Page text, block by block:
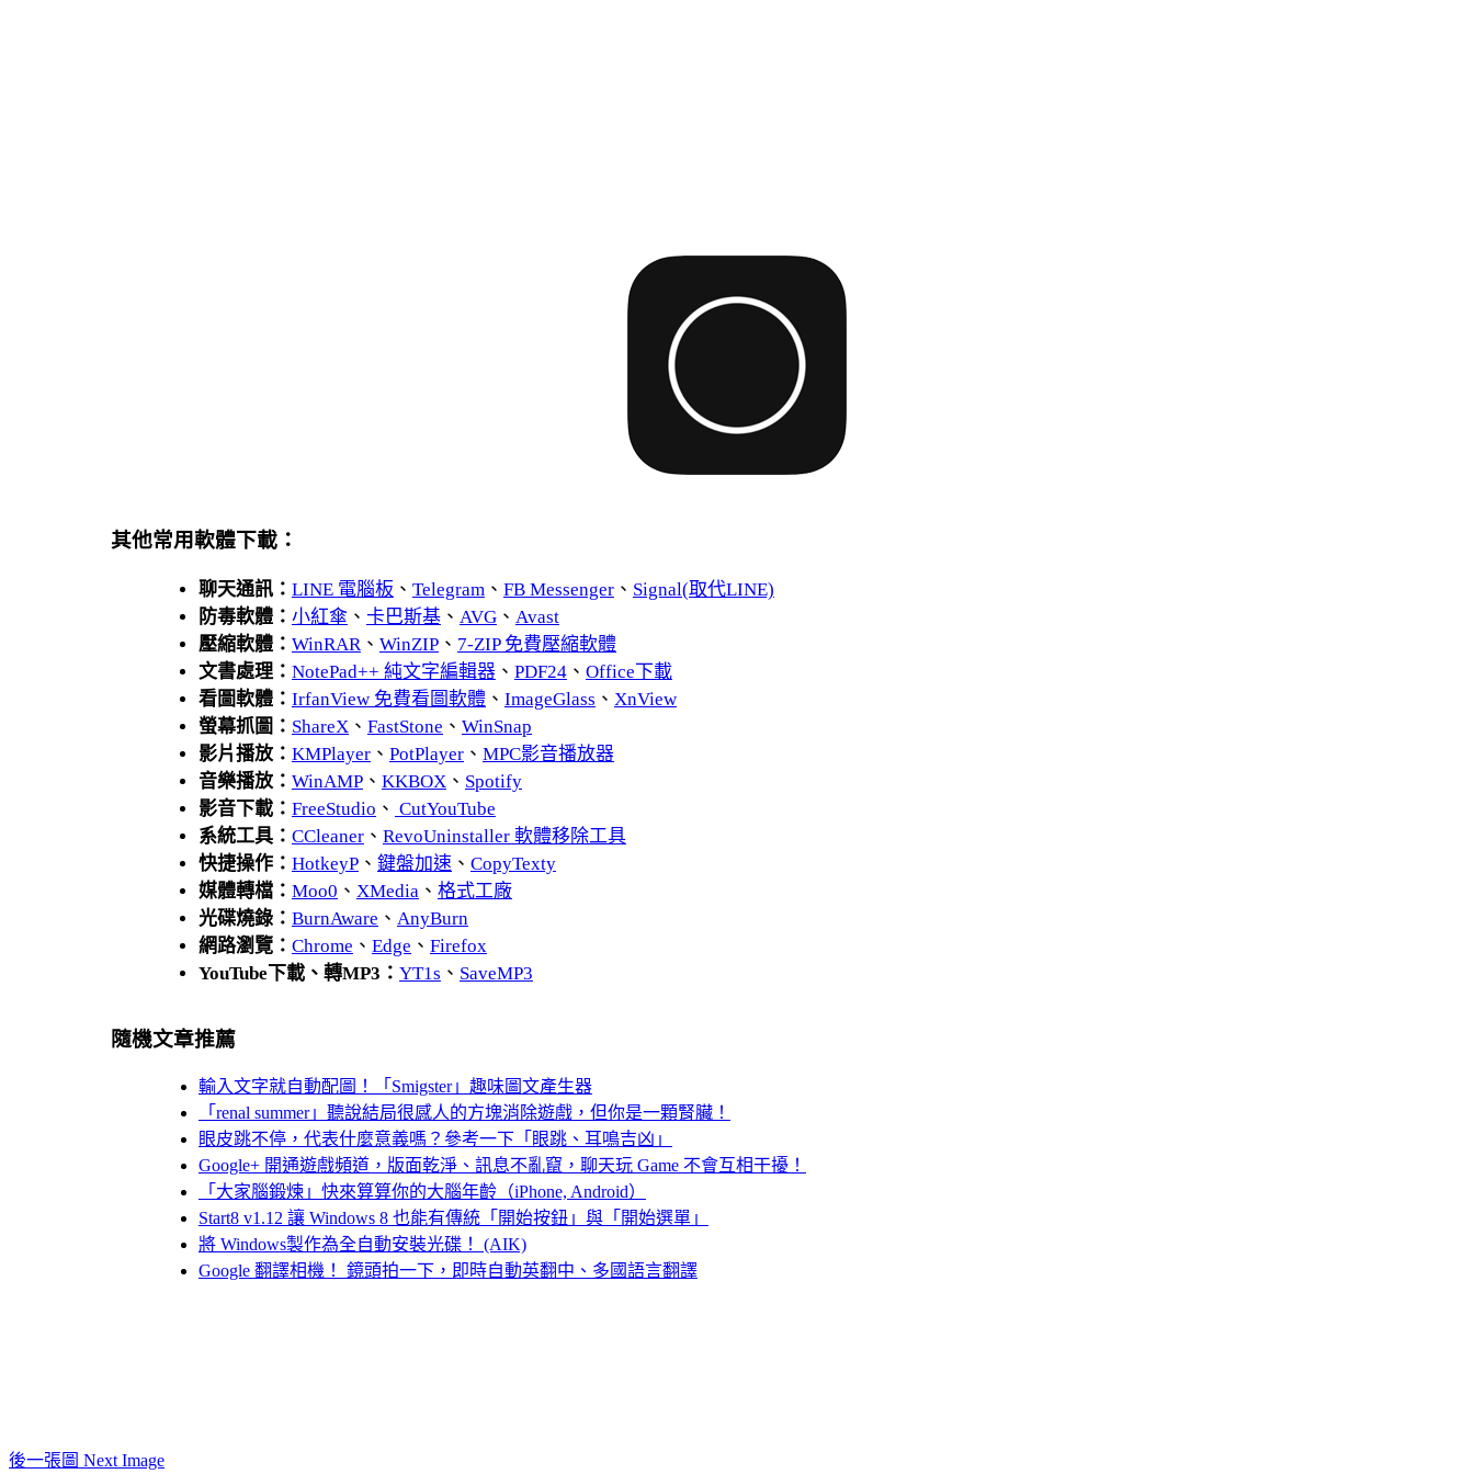
其他常用軟體下載：
聊天通訊： LINE 電腦板 、 Telegram、 FB Messenger、 Signal(取代LINE)
防毒軟體： 小紅傘 、 卡巴斯基、 AVG、 Avast
壓縮軟體： WinRAR、 WinZIP、 7-ZIP 免費壓縮軟體
文書處理： NotePad++ 純文字編輯器、 PDF24、 Office下載
看圖軟體： IrfanView 免費看圖軟體、 ImageGlass 、 XnView
螢幕抓圖： ShareX、 FastStone 、 WinSnap
影片播放： KMPlayer、 PotPlayer、 MPC影音播放器
音樂播放： WinAMP、 KKBOX、 Spotify
影音下載： FreeStudio 、 CutYouTube
系統工具： CCleaner、 RevoUninstaller 軟體移除工具
快捷操作： HotkeyP、 鍵盤加速、 CopyTexty
媒體轉檔： Moo0 、 XMedia、 格式工廠
光碟燒錄： BurnAware 、 AnyBurn
網路瀏覽： Chrome 、 Edge 、 Firefox
YouTube下載、轉MP3： YT1s 、 SaveMP3
隨機文章推薦
輸入文字就自動配圖！「Smigster」趣味圖文產生器
「renal summer」聽說結局很感人的方塊消除遊戲，但你是一顆腎臟！
眼皮跳不停，代表什麼意義嗎？參考一下「眼跳、耳鳴吉凶」
Google+ 開通遊戲頻道，版面乾淨、訊息不亂竄，聊天玩 Game 不會互相干擾！
「大家腦鍛煉」快來算算你的大腦年齡（iPhone, Android）
Start8 v1.12 讓 Windows 8 也能有傳統「開始按鈕」與「開始選單」
將 Windows製作為全自動安裝光碟！ (AIK)
Google 翻譯相機！ 鏡頭拍一下，即時自動英翻中、多國語言翻譯
後一張圖 Next Image